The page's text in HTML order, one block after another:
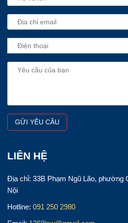
LIÊN HỆ
Địa chỉ: 33B Phạm Ngũ Lão, phường
Nội
Hotline: 091 250 2980